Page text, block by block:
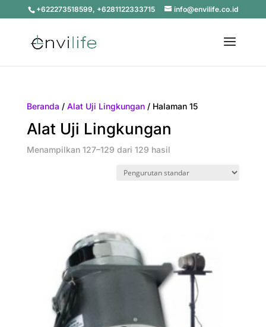
+622273518599, +6281122333715 info@envilife.co.id
Beranda / Alat Uji Lingkungan/ Halaman 15
Alat Uji Lingkungan
Menampilkan 127–129 dari 129 hasil